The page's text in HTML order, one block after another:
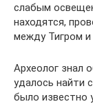
слабым
находятся,
между Тигром и
Археолог знал
удалось найти
было известно